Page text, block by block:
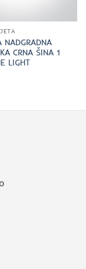
NADGRADNA
CRNA ŠINA 1
LIGHT